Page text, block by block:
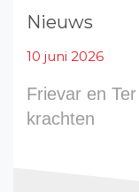
Nieuws
10 juni 2026
Frievar en
krachten